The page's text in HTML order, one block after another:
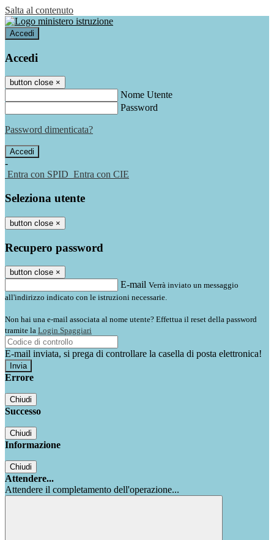
Salta al contenuto
Accedi
Accedi
button close ×
Nome Utente
Password
Password dimenticata?
-
Entra con SPID Entra con CIE
Seleziona utente
button close ×
Recupero password
button close ×
E-mail Verrà inviato un messaggio
all'indirizzo indicato con le istruzioni necessarie.
Non hai una e-mail associata al nome utente? Effettua il reset della password
tramite la Login Spaggiari
E-mail inviata, si prega di controllare la casella di posta elettronica!
Errore
Chiudi
Successo
Chiudi
Informazione
Chiudi
Attendere...
Attendere il completamento dell'operazione...